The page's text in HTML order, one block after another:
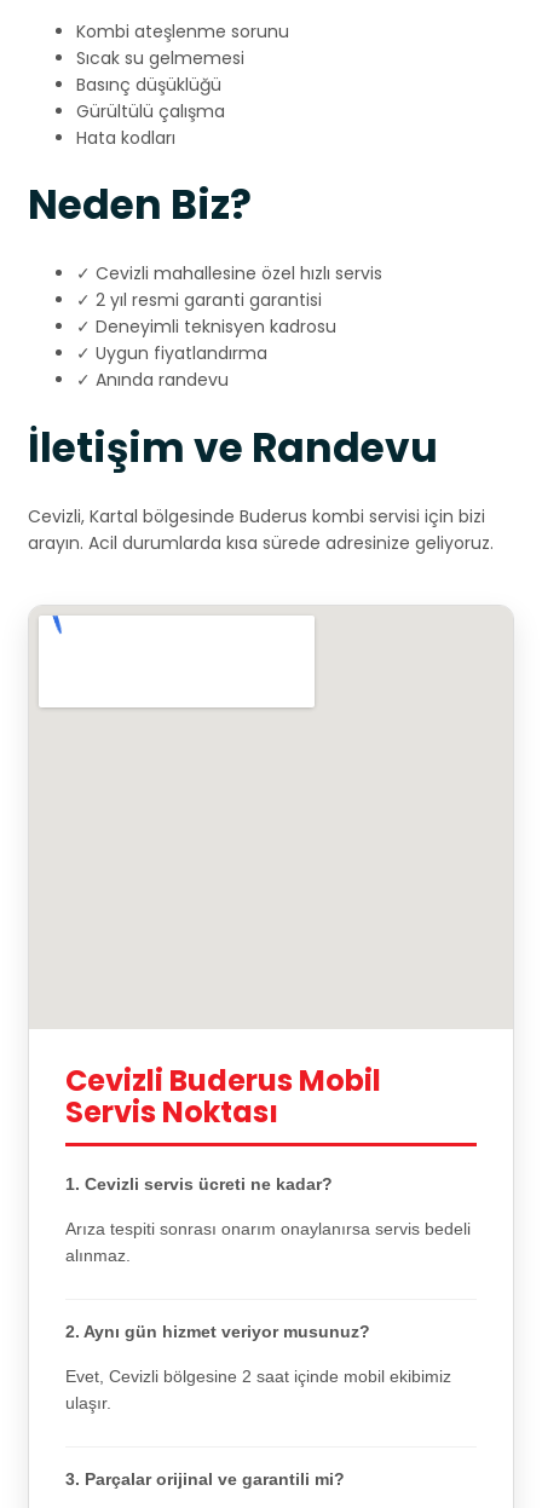
Kombi ateşlenme sorunu
Sıcak su gelmemesi
Basınç düşüklüğü
Gürültülü çalışma
Hata kodları
Neden Biz?
✓ Cevizli mahallesine özel hızlı servis
✓ 2 yıl resmi garanti garantisi
✓ Deneyimli teknisyen kadrosu
✓ Uygun fiyatlandırma
✓ Anında randevu
İletişim ve Randevu
Cevizli, Kartal bölgesinde Buderus kombi servisi için bizi
arayın. Acil durumlarda kısa sürede adresinize geliyoruz.
Cevizli Buderus Mobil
Servis Noktası
1. Cevizli servis ücreti ne kadar?
Arıza tespiti sonrası onarım onaylanırsa servis bedeli
alınmaz.
2. Aynı gün hizmet veriyor musunuz?
Evet, Cevizli bölgesine 2 saat içinde mobil ekibimiz
ulaşır.
3. Parçalar orijinal ve garantili mi?